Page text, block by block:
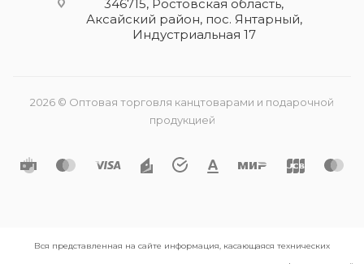
346715, Ростовская область​,
Аксайский район, пос. Янтарный,
Индустриальная 17
2026 © Оптовая торговля канцтоварами и подарочной
продукцией
Вся представленная на сайте информация, касающаяся технических